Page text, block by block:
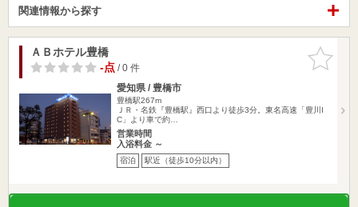
関連情報から探す
お気に入
りに追加
ＡＢホテル豊橋
-点/ 0 件
愛知県 / 豊橋市
豊橋駅267m
ＪＲ・名鉄『豊橋駅』西口より徒歩3分。東名高速「豊川I
C」より車で約…
営業時間
入浴料金 ～
宿泊 駅近（徒歩10分以内）